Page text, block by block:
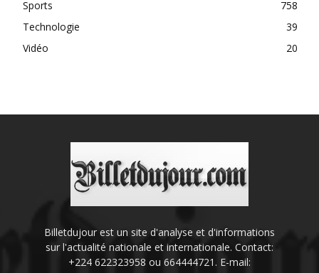
Sports
758
Technologie
39
Vidéo
20
Billetdujour est un site d'analyse et d'informations
sur l'actualité nationale et internationale. Contact:
+224 622323958 ou 664444721. E-mail: